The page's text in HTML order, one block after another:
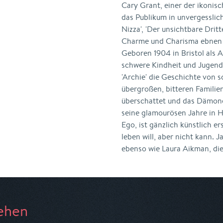
Cary Grant, einer der
das Publikum in
Nizza', 'Der unsichtbare
Charme und Charisma
Geboren 1904 in Bristol als
schwere Kindheit und
'Archie' die Geschichte von
übergroßen, bitteren
überschattet und das
seine glamourösen Jahre in
Ego, ist gänzlich künstlich
leben will, aber nicht kann.
ebenso wie Laura Aikman,